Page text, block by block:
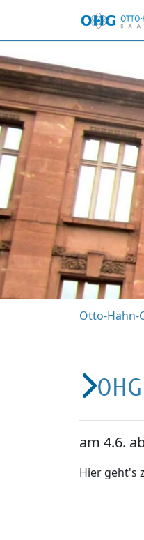
Otto-Hahn-
am 4.6.
Hier geht's